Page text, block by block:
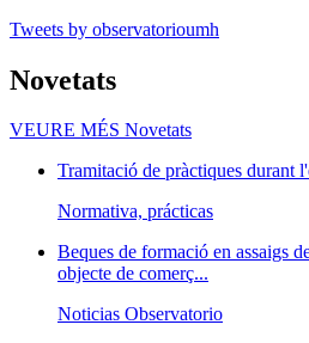
Tweets by observatorioumh
Novetats
VEURE MÉS Novetats
Tramitació de pràctiques durant
Normativa, prácticas
Beques de formació en assaigs
objecte de comerç...
Noticias Observatorio